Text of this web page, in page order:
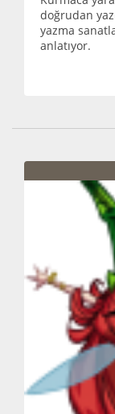
doğrudan
yazma
anlatıyor.